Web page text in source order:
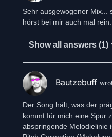
Sehr ausgewogener Mix...
hörst bei mir auch mal
Show all answers (1)
Bautzebuff
Der Song hält, was der
kommt für mich eine Spur
abspringende Melodielinie